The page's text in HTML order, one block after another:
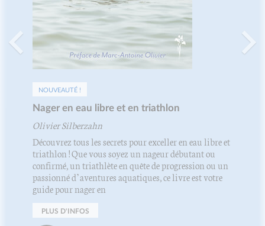
NOUVEAUTÉ !
Nager en eau libre et en triathlon
Olivier Silberzahn
Découvrez tous les secrets pour exceller en eau libre et
triathlon ! Que vous soyez un nageur débutant ou
confirmé, un triathlète en quête de progression ou un
passionné d’aventures aquatiques, ce livre est votre
guide pour nager en
PLUS D'INFOS